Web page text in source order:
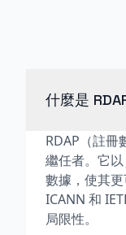
什麼是
RDAP（註冊
繼任者。它
數據，使其
ICANN 和
局限性。